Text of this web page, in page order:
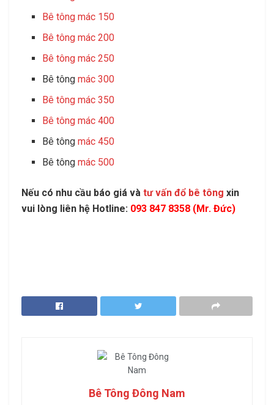
Bê tông mác 150
Bê tông mác 200
Bê tông mác 250
Bê tôngmác 300
Bê tông mác 350
Bê tông mác 400
Bê tôngmác 450
Bê tôngmác 500
Nếu có nhu cầu báo giá và tư vấn đổ bê tông xin
vui lòng liên hệ Hotline: 093 847 8358 (Mr. Đức)
Bê Tông Đông Nam